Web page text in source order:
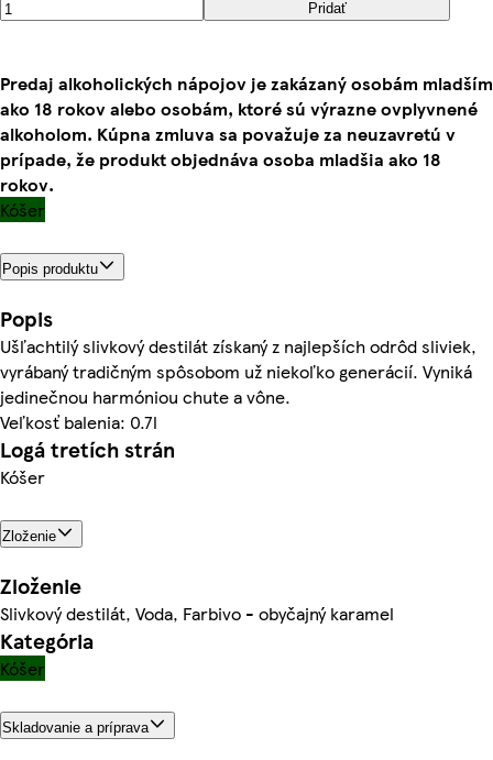
Pridať
Predaj alkoholických nápojov je zakázaný osobám mladším
ako 18 rokov alebo osobám, ktoré sú výrazne ovplyvnené
alkoholom. Kúpna zmluva sa považuje za neuzavretú v
prípade, že produkt objednáva osoba mladšia ako 18
rokov.
Kóšer
Popis produktu
Popis
Ušľachtilý slivkový destilát získaný z najlepších odrôd sliviek,
vyrábaný tradičným spôsobom už niekoľko generácií. Vyniká
jedinečnou harmóniou chute a vône.
Veľkosť balenia: 0.7l
Logá tretích strán
Kóšer
Zloženie
Zloženie
Slivkový destilát, Voda, Farbivo - obyčajný karamel
Kategória
Kóšer
Skladovanie a príprava